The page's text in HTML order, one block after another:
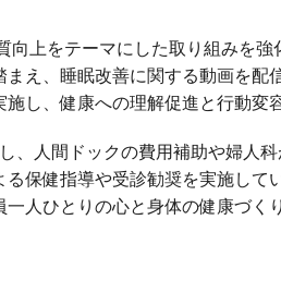
上をテーマにした取り組みを強
え、睡眠改善に関する動画を配
し、健康への理解促進と行動変
、人間ドックの費用補助や婦人
保健指導や受診勧奨を実施して
人ひとりの心と身体の健康づく